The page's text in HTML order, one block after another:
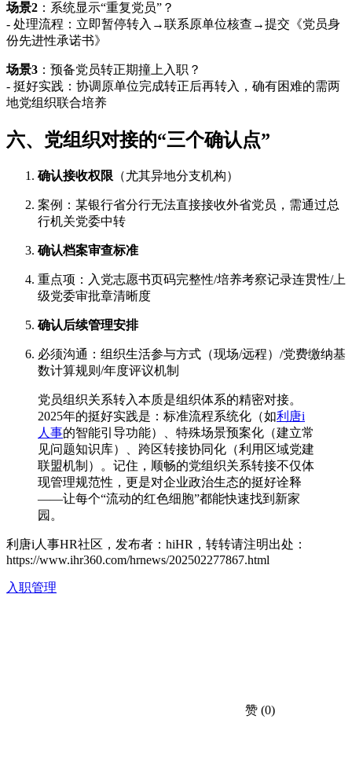
场景2 ：系统显示“重复党员”？
- 处理流程：立即暂停转入→联系原单位核查→提交《党员身
份先进性承诺书》
场景3 ：预备党员转正期撞上入职？
- 挺好实践：协调原单位完成转正后再转入，确有困难的需两
地党组织联合培养
六、党组织对接的“三个确认点”
确认接收权限 （尤其异地分支机构）
案例：某银行省分行无法直接接收外省党员，需通过总
行机关党委中转
确认档案审查标准
重点项：入党志愿书页码完整性/培养考察记录连贯性/上
级党委审批章清晰度
确认后续管理安排
必须沟通：组织生活参与方式（现场/远程）/党费缴纳基
数计算规则/年度评议机制
党员组织关系转入本质是组织体系的精密对接。
2025年的挺好实践是：标准流程系统化（如利唐i
人事的智能引导功能）、特殊场景预案化（建立常
见问题知识库）、跨区转接协同化（利用区域党建
联盟机制）。记住，顺畅的党组织关系转接不仅体
现管理规范性，更是对企业政治生态的挺好诠释
——让每个“流动的红色细胞”都能快速找到新家
园。
利唐i人事HR社区，发布者：hiHR，转转请注明出处：
https://www.ihr360.com/hrnews/202502277867.html
入职管理
赞 (0)